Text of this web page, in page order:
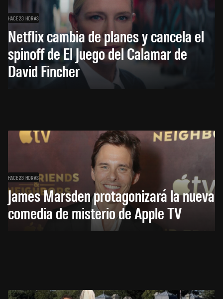
HACE 23 HORAS
Netflix cambia de planes y cancela el
spinoff de El Juego del Calamar de
David Fincher
HACE 23 HORAS
James Marsden protagonizará la nueva
comedia de misterio de Apple TV